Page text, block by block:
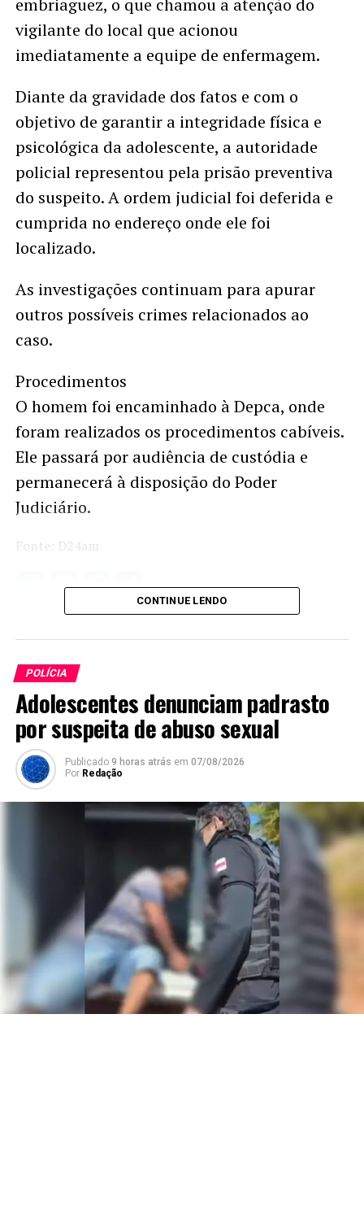
embriaguez, o que chamou a atenção do
vigilante do local que acionou
imediatamente a equipe de enfermagem.
Diante da gravidade dos fatos e com o
objetivo de garantir a integridade física e
psicológica da adolescente, a autoridade
policial representou pela prisão preventiva
do suspeito. A ordem judicial foi deferida e
cumprida no endereço onde ele foi
localizado.
As investigações continuam para apurar
outros possíveis crimes relacionados ao
caso.
Procedimentos
O homem foi encaminhado à Depca, onde
foram realizados os procedimentos cabíveis.
Ele passará por audiência de custódia e
permanecerá à disposição do Poder
Judiciário.
Fonte: D24am
Twitter
Facebook
WhatsApp
Share
CONTINUE LENDO
POLÍCIA
Adolescentes denunciam padrasto
por suspeita de abuso sexual
Publicado 9 horas atrás em 07/08/2026
Por Redação